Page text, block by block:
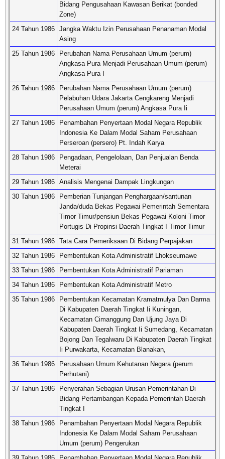
Bidang Pengusahaan Kawasan Berikat (bonded
Zone)
24 Tahun 1986 Jangka Waktu Izin Perusahaan Penanaman Modal
Asing
25 Tahun 1986
Perubahan Nama Perusahaan Umum (perum)
Angkasa Pura Menjadi Perusahaan Umum (perum)
Angkasa Pura I
26 Tahun 1986
Perubahan Nama Perusahaan Umum (perum)
Pelabuhan Udara Jakarta Cengkareng Menjadi
Perusahaan Umum (perum) Angkasa Pura Ii
27 Tahun 1986
Penambahan Penyertaan Modal Negara Republik
Indonesia Ke Dalam Modal Saham Perusahaan
Perseroan (persero) Pt. Indah Karya
28 Tahun 1986
Pengadaan, Pengelolaan, Dan Penjualan Benda
Meterai
29 Tahun 1986 Analisis Mengenai Dampak Lingkungan
30 Tahun 1986
Pemberian Tunjangan Penghargaan/santunan
Janda/duda Bekas Pegawai Pemerintah Sementara
Timor Timur/pensiun Bekas Pegawai Koloni Timor
Portugis Di Propinsi Daerah Tingkat I Timor Timur
31 Tahun 1986 Tata Cara Pemeriksaan Di Bidang Perpajakan
32 Tahun 1986
Pembentukan Kota Administratif Lhokseumawe
33 Tahun 1986
Pembentukan Kota Administratif Pariaman
34 Tahun 1986
Pembentukan Kota Administratif Metro
35 Tahun 1986
Pembentukan Kecamatan Kramatmulya Dan Darma
Di Kabupaten Daerah Tingkat Ii Kuningan,
Kecamatan Cimanggung Dan Ujung Jaya Di
Kabupaten Daerah Tingkat Ii Sumedang, Kecamatan
Bojong Dan Tegalwaru Di Kabupaten Daerah Tingkat
Ii Purwakarta, Kecamatan Blanakan,
36 Tahun 1986
Perusahaan Umum Kehutanan Negara (perum
Perhutani)
37 Tahun 1986
Penyerahan Sebagian Urusan Pemerintahan Di
Bidang Pertambangan Kepada Pemerintah Daerah
Tingkat I
38 Tahun 1986
Penambahan Penyertaan Modal Negara Republik
Indonesia Ke Dalam Modal Saham Perusahaan
Umum (perum) Pengerukan